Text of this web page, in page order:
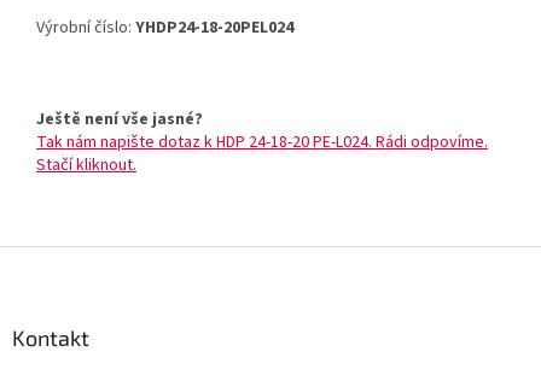
Výrobní číslo: YHDP24-18-20PEL024
Ještě není vše jasné?
Tak nám napište dotaz k HDP 24-18-20 PE-L024. Rádi odpovíme.
Stačí kliknout.
Kontakt